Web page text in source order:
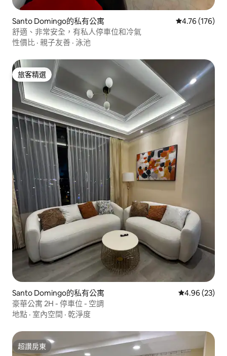
Santo Domingo的私有公寓 從 176 則評價
4.76 (176)
舒適、非常安全，有私人停車位和冷氣
性價比 · 親子友善 · 泳池
旅客精選
旅客精選
Santo Domingo的私有公寓 從 23 則評價
4.96 (23)
豪華公寓 2H - 停車位 - 空調
地點 · 室內空間 · 乾淨度
超讚房東
超讚房東